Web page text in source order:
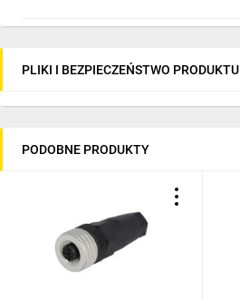
PLIKI I BEZPIECZEŃSTWO PRODUKTU
PODOBNE PRODUKTY